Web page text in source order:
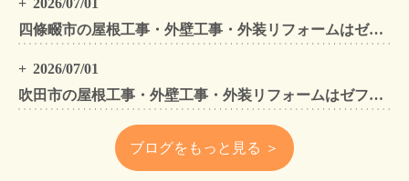
2026/07/01
四條畷市の屋根工事・外壁工事・外装リフォームはゼファン！四條畷内の工事事例もご紹介
2026/07/01
吹田市の屋根工事・外壁工事・外装リフォームはゼファン！吹田市内の工事事例もご紹介
ブログをもっと見る ＞